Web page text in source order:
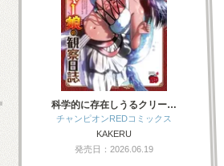
科学的に存在しうるクリー…
チャンピオンREDコミックス
KAKERU
発売日：2026.06.19